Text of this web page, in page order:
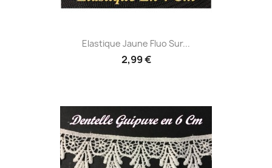
Elastique Jaune Fluo Sur...
2,99 €